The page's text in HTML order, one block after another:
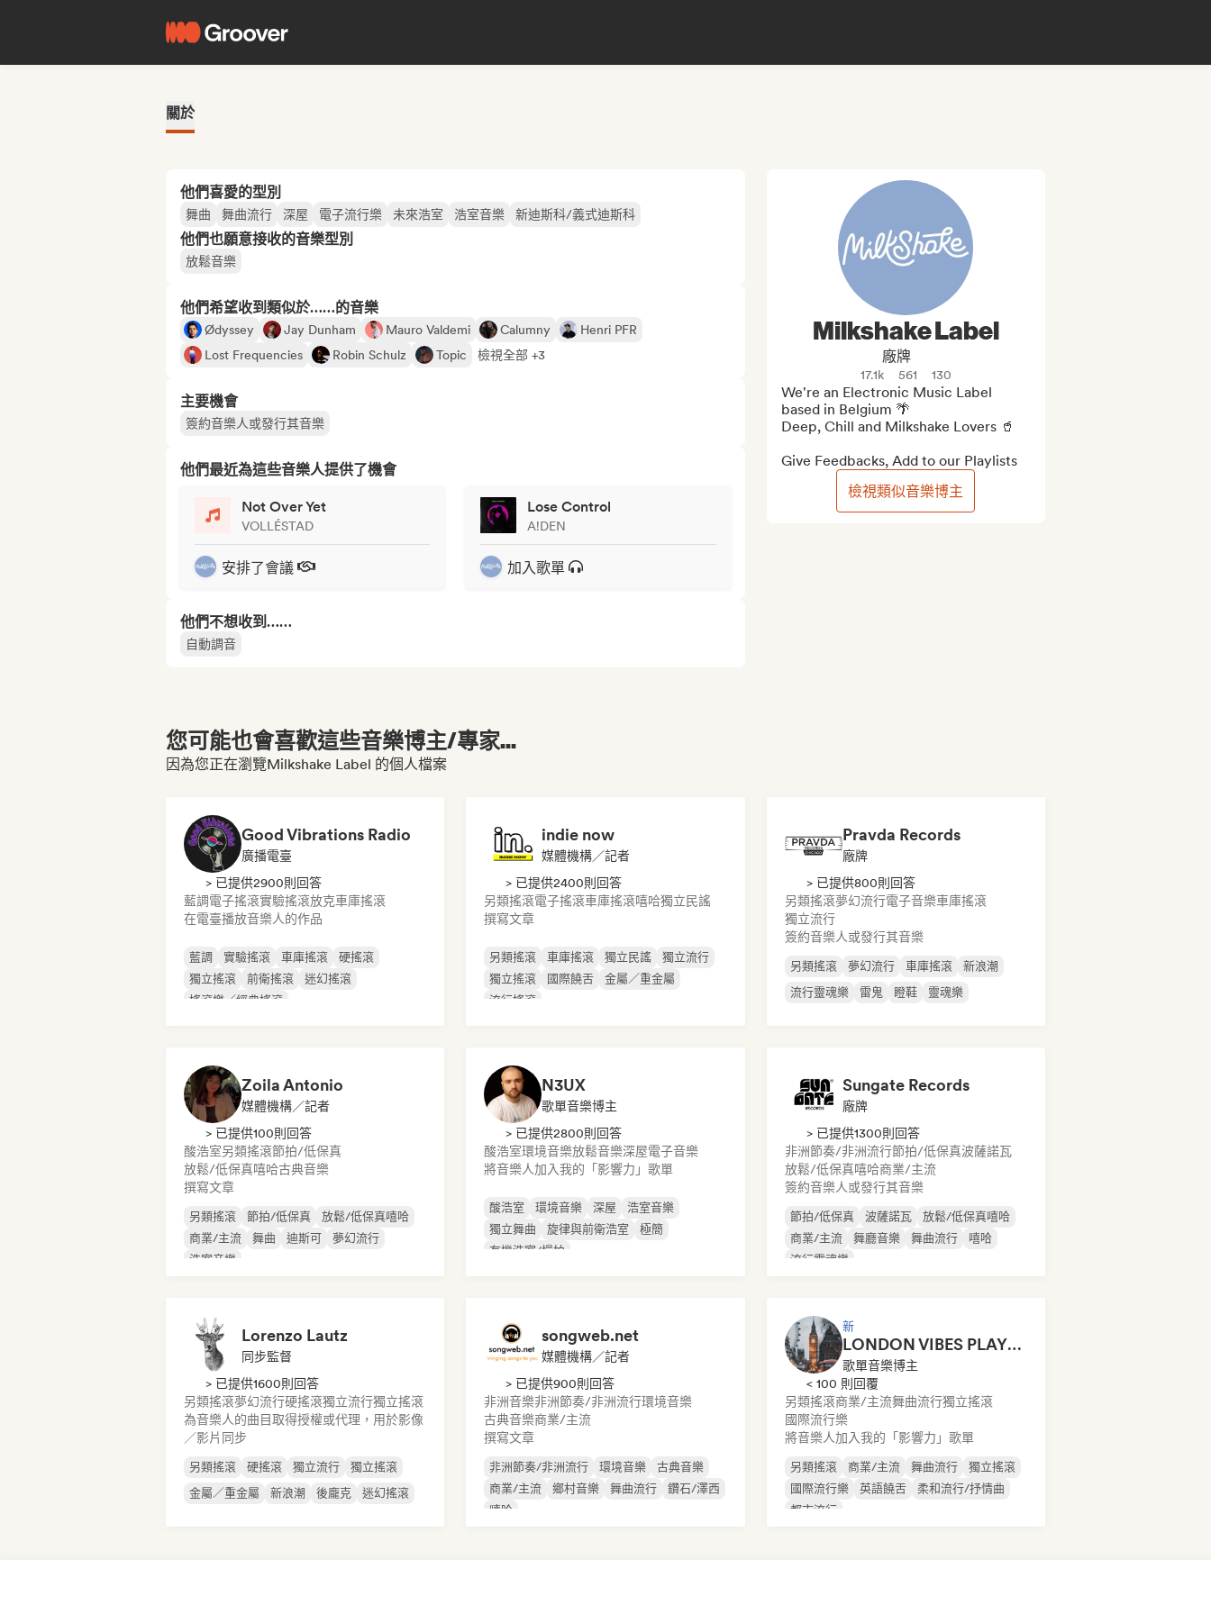
關於
他們喜愛的型別
舞曲 舞曲流行 深屋 電子流行樂 未來浩室 浩室音樂 新迪斯科/義式迪斯科
他們也願意接收的音樂型別
放鬆音樂
他們希望收到類似於……的音樂
Ødyssey Jay Dunham Mauro Valdemi Calumny
Henri PFR
Lost Frequencies
Robin Schulz Topic 檢視全部 +3
主要機會
簽約音樂人或發行其音樂
他們最近為這些音樂人提供了機會
Not Over Yet
VOLLÉSTAD
安排了會議
Lose Control
A!DEN
加入歌單
他們不想收到……
自動調音
Milkshake Label
廠牌
17.1k 561 130
We're an Electronic Music Label
based in Belgium 🌴
Deep, Chill and Milkshake Lovers 🥤
Give Feedbacks, Add to our Playlists
檢視類似音樂博主
您可能也會喜歡這些音樂博主/專家...
因為您正在瀏覽Milkshake Label 的個人檔案
Good Vibrations Radio
廣播電臺
> 已提供2900則回答
藍調電子搖滾實驗搖滾放克車庫搖滾
在電臺播放音樂人的作品
藍調 實驗搖滾 車庫搖滾
硬搖滾
獨立搖滾
前衛搖滾
迷幻搖滾
搖滾樂／經典搖滾
indie now
媒體機構／記者
> 已提供2400則回答
另類搖滾電子搖滾車庫搖滾嘻哈獨立民謠
撰寫文章
另類搖滾 車庫搖滾 獨立民謠
獨立流行
獨立搖滾
國際饒舌
金屬／重金屬
流行搖滾
Pravda Records
廠牌
> 已提供800則回答
另類搖滾夢幻流行電子音樂車庫搖滾
獨立流行
簽約音樂人或發行其音樂
另類搖滾 夢幻流行 車庫搖滾
新浪潮
流行靈魂樂
雷鬼 瞪鞋 靈魂樂
Zoila Antonio
媒體機構／記者
> 已提供100則回答
酸浩室另類搖滾節拍/低保真
放鬆/低保真嘻哈古典音樂
撰寫文章
另類搖滾 節拍/低保真
放鬆/低保真嘻哈
商業/主流
舞曲 迪斯可
夢幻流行
浩室音樂
N3UX
歌單音樂博主
> 已提供2800則回答
酸浩室環境音樂放鬆音樂深屋電子音樂
將音樂人加入我的「影響力」歌單
酸浩室 環境音樂 深屋
浩室音樂
獨立舞曲
旋律與前衛浩室
極簡
有機浩室/慢拍
Sungate Records
廠牌
> 已提供1300則回答
非洲節奏/非洲流行節拍/低保真波薩諾瓦
放鬆/低保真嘻哈商業/主流
簽約音樂人或發行其音樂
節拍/低保真 波薩諾瓦
放鬆/低保真嘻哈
商業/主流
舞廳音樂 舞曲流行
嘻哈
流行靈魂樂
Lorenzo Lautz
同步監督
> 已提供1600則回答
另類搖滾夢幻流行硬搖滾獨立流行獨立搖滾
為音樂人的曲目取得授權或代理，用於影像
／影片同步
另類搖滾 硬搖滾 獨立流行
獨立搖滾
金屬／重金屬
新浪潮 後龐克 迷幻搖滾
songweb.net
媒體機構／記者
> 已提供900則回答
非洲音樂非洲節奏/非洲流行環境音樂
古典音樂商業/主流
撰寫文章
非洲節奏/非洲流行 環境音樂
古典音樂
商業/主流
鄉村音樂 舞曲流行
鑽石/澤西
嘻哈
新
LONDON VIBES PLAYLIST
歌單音樂博主
< 100 則回覆
另類搖滾商業/主流舞曲流行獨立搖滾
國際流行樂
將音樂人加入我的「影響力」歌單
另類搖滾 商業/主流 舞曲流行
獨立搖滾
國際流行樂
英語饒舌
柔和流行/抒情曲
都市流行